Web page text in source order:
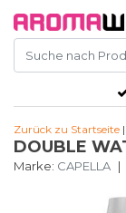
Zurück zu Startseite |
DOUBLE
Marke: CAPELLA |